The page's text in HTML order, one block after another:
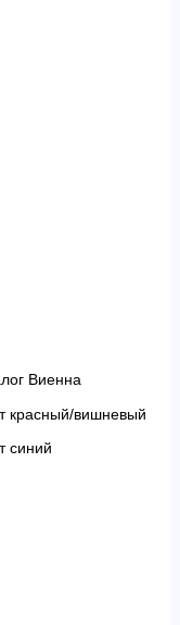
Виенна
красный/вишневый
синий